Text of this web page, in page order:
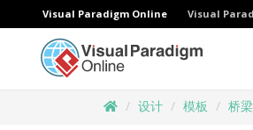
Visual Paradigm Online Visual
设计 模板 桥